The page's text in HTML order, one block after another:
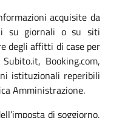
acquisite da
su giornali o su siti
degli affitti di case per
Booking.com,
istituzionali reperibili
Amministrazione.
di soggiorno,